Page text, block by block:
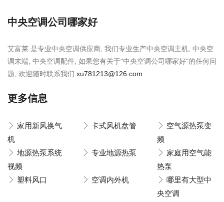
中央空调公司哪家好
艾富莱 是专业中央空调供应商, 我们专业生产中央空调主机, 中央空
调末端, 中央空调配件, 如果您有关于"中央空调公司哪家好"的任何问
题, 欢迎随时联系我们. xu781213@126.com
更多信息
家用新风换气
机
卡式风机盘管
空气源热泵变
频
地源热泵系统
视频
专业地源热泵
家庭用空气能
热泵
塑料风口
空调内外机
哪里有大型中
央空调